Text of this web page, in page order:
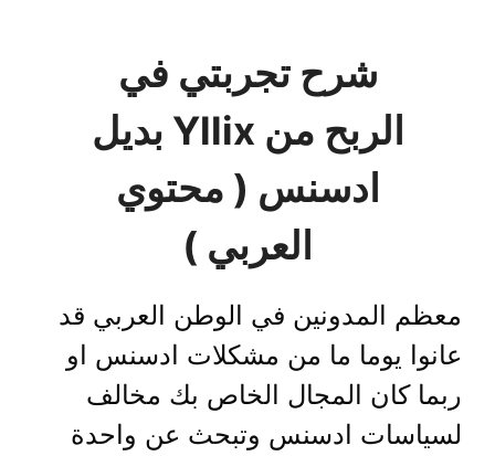
شرح تجربتي في
الربح من Yllix بديل
ادسنس ( محتوي
العربي )
معظم المدونين في الوطن العربي قد
عانوا يوما ما من مشكلات ادسنس او
ربما كان المجال الخاص بك مخالف
لسياسات ادسنس وتبحث عن واحدة